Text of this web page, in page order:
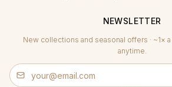
NEWSLETTER
New collections and seasonal offers · ~1×
anytime.